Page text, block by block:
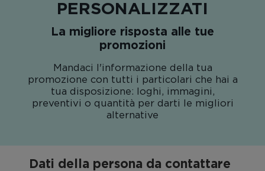
PERSONALIZZATI
La migliore risposta alle tue
promozioni
Mandaci l'informazione della tua
promozione con tutti i particolari che hai a
tua disposizione: loghi, immagini,
preventivi o quantità per darti le migliori
alternative
Dati della persona da contattare